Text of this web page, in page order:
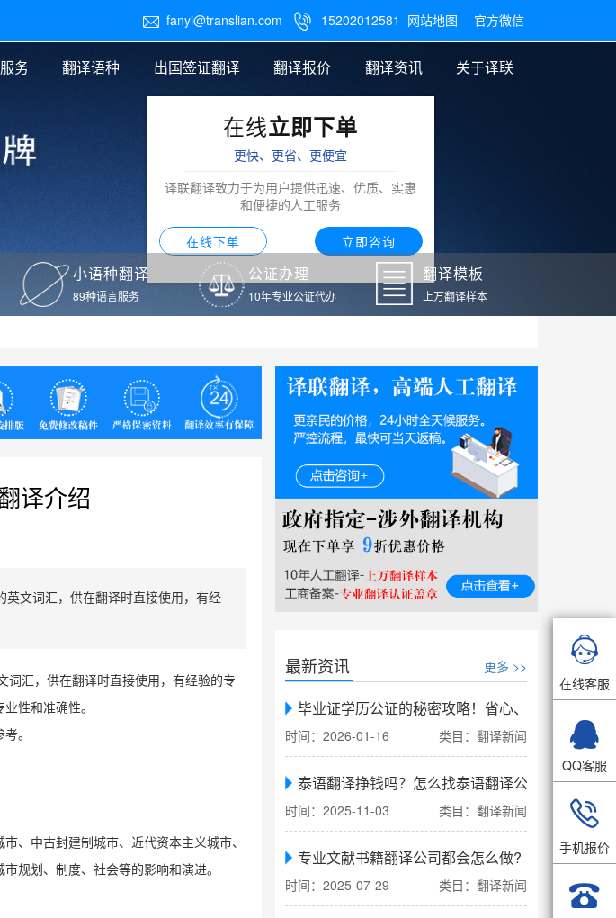
 fanyi@translian.com  15202012581 网站地图 官方微信
翻译 图纸翻译
务 翻译语种
翻译
萄牙语翻译
出国签证翻译 翻译报价
笔译翻译报价
价
翻译资讯
公证样本
译
关于译联
在线立即下单
更快、更省、更便宜
译联翻译致力于为用户提供迅速、优质、实惠
和便捷的人工服务
在线下单 立即咨询
小语种翻译
89种语言服务
公证办理
10年专业公证代办
翻译模板
上万翻译样本
译介绍
文词汇，供在翻译时直接使用，有经
词汇，供在翻译时直接使用，有经验的专
性和准确性。
。
、中古封建制城市、近代资本主义城市、
规划、制度、社会等的影响和演进。
最新资讯 更多 >>
毕业证学历公证的秘密攻略！省心、省力、省时
时间：2026-01-16 类目：翻译新闻
泰语翻译挣钱吗？怎么找泰语翻译公司翻译
时间：2025-11-03 类目：翻译新闻
专业文献书籍翻译公司都会怎么做?
时间：2025-07-29 类目：翻译新闻

在线客服

QQ客服

手机报价
